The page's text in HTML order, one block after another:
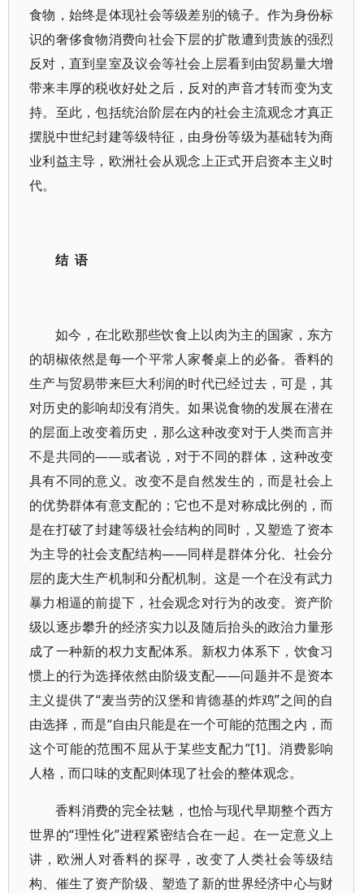
食物，始终是体现社会等级差别的镜子。作为身份标
识的奢侈食物消费向社会下层的扩散遭到贵族的强烈
反对，直到皇室及议会等社会上层看到由贸易量大增
带来丰厚的税收好处之后，反对的声音才转而变为支
持。至此，包括统治阶层在内的社会主流观念才真正
摆脱中世纪封建等级特征，由身份等级为基础转为商
业利益主导，欧洲社会从观念上正式开启资本主义时
代。
结 语
如今，在北欧那些饮食上以肉为主的国家，东方
的胡椒依然是每一个平常人家餐桌上的必备。香料的
生产与贸易带来巨大利润的时代已经过去，可是，其
对历史的影响却没有消失。如果说食物的发展在潜在
的层面上改变着历史，那么这种改变对于人类而言并
不是共同的——或者说，对于不同的群体，这种改变
具有不同的意义。改变不是自然发生的，而是社会上
的优势群体有意支配的；它也不是对称成比例的，而
是在打破了封建等级社会结构的同时，又塑造了资本
为主导的社会支配结构——同样是群体分化、社会分
层的庞大生产机制和分配机制。这是一个在没有武力
暴力相逼的前提下，社会观念对行为的改变。资产阶
级以逐步攀升的经济实力以及随后抬头的政治力量形
成了一种新的权力支配体系。新权力体系下，饮食习
惯上的行为选择依然由阶级支配——问题并不是资本
主义提供了“麦当劳的汉堡和肯德基的炸鸡”之间的自
由选择，而是“自由只能是在一个可能的范围之内，而
这个可能的范围不屈从于某些支配力”[1]。消费影响
人格，而口味的支配则体现了社会的整体观念。
香料消费的完全祛魅，也恰与现代早期整个西方
世界的“理性化”进程紧密结合在一起。在一定意义上
讲，欧洲人对香料的探寻，改变了人类社会等级结
构、催生了资产阶级、塑造了新的世界经济中心与财